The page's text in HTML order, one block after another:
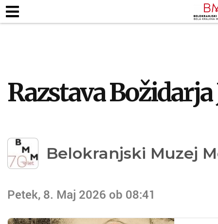
Razstava Božidarja
Belokranjski Muzej
Petek, 8. Maj 2026 ob 08:41